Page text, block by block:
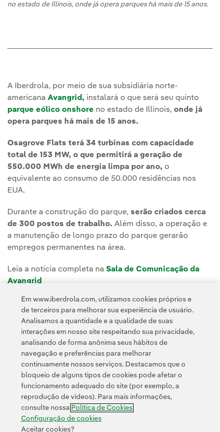
no estado de Illinois, onde já opera parques há mais de 15 anos.
A Iberdrola, por meio de sua subsidiária norte-
americana Avangrid, instalará o que será seu quinto
parque eólico onshore no estado de Illinois, onde já
opera parques há mais de 15 anos.
Osagrove Flats terá 34 turbinas com capacidade
total de 153 MW, o que permitirá a geração de
550.000 MWh de energia limpa por ano, o
equivalente ao consumo de 50.000 residências nos
EUA.
Durante a construção do parque, serão criados cerca
de 300 postos de trabalho. Além disso, a operação e
a manutenção de longo prazo do parque gerarão
empregos permanentes na área.
Leia a notícia completa na Sala de Comunicação da
Avangrid
Contato Clientes Política de Privacidade Informação legal
Transparência no uso da IA Política de cookies Configuração de cookies
Acessibilidade Canal de denúncias
Em www.iberdrola.com, utilizamos cookies próprios e
de terceiros para melhorar sua experiência de usuário.
Analisamos a quantidade e a qualidade de suas
interações em nosso site respeitando sua privacidade,
analisando de forma anônima seus hábitos de
navegação e preferências para melhorar
continuamente nossos serviços. Destacamos que o
bloqueio de alguns tipos de cookies pode afetar o
funcionamento adequado do site (por exemplo, a
reprodução de vídeos). Para mais informações,
consulte nossa Política de Cookies
Configuração de cookies
Aceitar cookies?